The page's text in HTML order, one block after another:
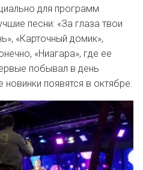
для программ
песни: «За глаза твои
«Карточный домик»,
«Ниагара», где ее
побывал в день
появятся в октябре.